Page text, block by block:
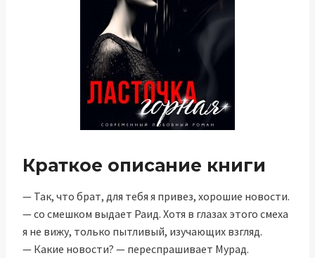
Краткое описание книги
— Так, что брат, для тебя я привез, хорошие новости.
— со смешком выдает Раид. Хотя в глазах этого смеха
я не вижу, только пытливый, изучающих взгляд.
— Какие новости? — переспрашивает Мурад.